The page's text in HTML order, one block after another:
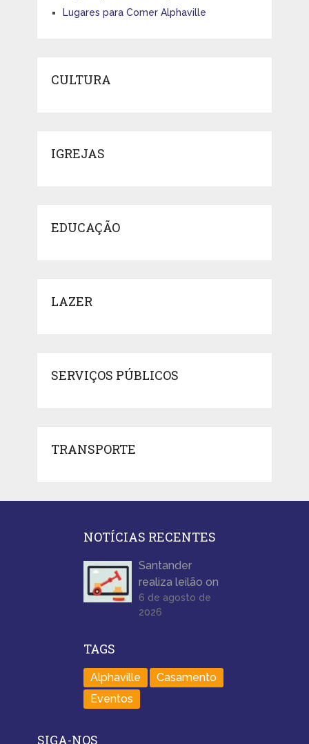
Lugares para Comer Alphaville
CULTURA
IGREJAS
EDUCAÇÃO
LAZER
SERVIÇOS PÚBLICOS
TRANSPORTE
NOTÍCIAS RECENTES
Santander
realiza leilão on
6 de agosto de
2026
TAGS
Alphaville
Casamento
Eventos
SIGA-NOS